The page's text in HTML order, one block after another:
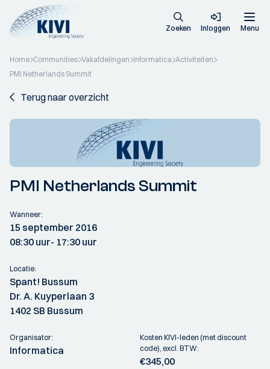
Zoeken Inloggen Menu
Home Communities Vakafdelingen Informatica Activiteiten
PMI Netherlands Summit
Terug naar overzicht
PMI Netherlands Summit
Wanneer:
15 september 2016
08:30 uur- 17:30 uur
Locatie:
Spant! Bussum
Dr. A. Kuyperlaan 3
1402 SB Bussum
Organisator:
Informatica
Kosten KIVI-leden (met discount
code), excl. BTW:
€345,00